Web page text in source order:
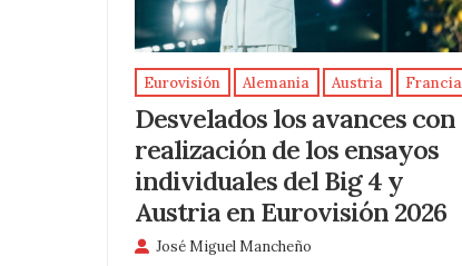
Eurovisión Alemania Austria Francia
Desvelados los avances con
realización de los ensayos
individuales del Big 4 y
Austria en Eurovisión 2026
José Miguel Mancheño